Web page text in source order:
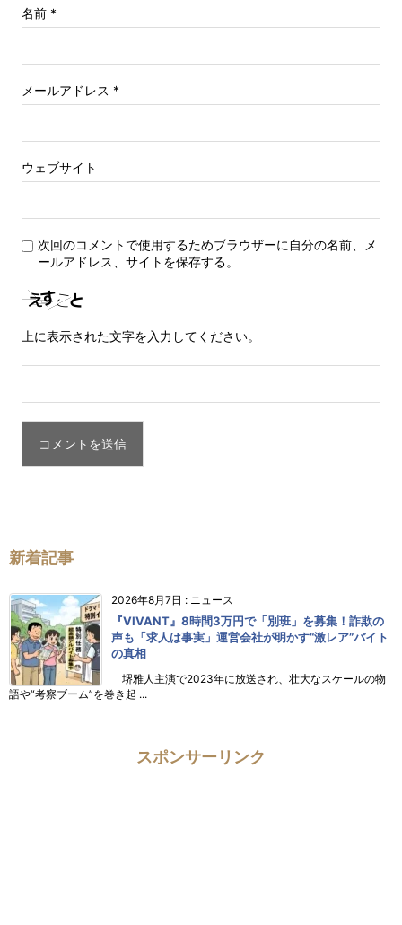
名前 *
メールアドレス *
ウェブサイト
次回のコメントで使用するためブラウザーに自分の名前、メ
ールアドレス、サイトを保存する。
上に表示された文字を入力してください。
新着記事
2026年8月7日 : ニュース
『VIVANT』8時間3万円で「別班」を募集！詐欺の
声も「求人は事実」運営会社が明かす“激レア”バイト
の真相
堺雅人主演で2023年に放送され、壮大なスケールの物
語や“考察ブーム”を巻き起 ...
スポンサーリンク